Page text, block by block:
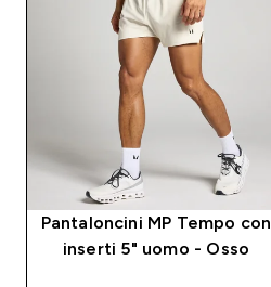
Pantaloncini MP Tempo con
inserti 5" uomo - Osso